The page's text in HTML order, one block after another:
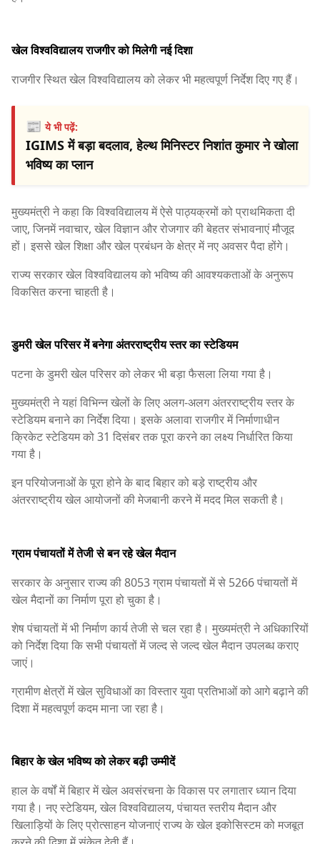
खेल विश्वविद्यालय राजगीर को मिलेगी नई दिशा
राजगीर स्थित खेल विश्वविद्यालय को लेकर भी महत्वपूर्ण निर्देश दिए गए हैं।
📰ये भी पढ़ें:
IGIMS में बड़ा बदलाव, हेल्थ मिनिस्टर निशांत कुमार ने खोला
भविष्य का प्लान
मुख्यमंत्री ने कहा कि विश्वविद्यालय में ऐसे पाठ्यक्रमों को प्राथमिकता दी
जाए, जिनमें नवाचार, खेल विज्ञान और रोजगार की बेहतर संभावनाएं मौजूद
हों। इससे खेल शिक्षा और खेल प्रबंधन के क्षेत्र में नए अवसर पैदा होंगे।
राज्य सरकार खेल विश्वविद्यालय को भविष्य की आवश्यकताओं के अनुरूप
विकसित करना चाहती है।
डुमरी खेल परिसर में बनेगा अंतरराष्ट्रीय स्तर का स्टेडियम
पटना के डुमरी खेल परिसर को लेकर भी बड़ा फैसला लिया गया है।
मुख्यमंत्री ने यहां विभिन्न खेलों के लिए अलग-अलग अंतरराष्ट्रीय स्तर के
स्टेडियम बनाने का निर्देश दिया। इसके अलावा राजगीर में निर्माणाधीन
क्रिकेट स्टेडियम को 31 दिसंबर तक पूरा करने का लक्ष्य निर्धारित किया
गया है।
इन परियोजनाओं के पूरा होने के बाद बिहार को बड़े राष्ट्रीय और
अंतरराष्ट्रीय खेल आयोजनों की मेजबानी करने में मदद मिल सकती है।
ग्राम पंचायतों में तेजी से बन रहे खेल मैदान
सरकार के अनुसार राज्य की 8053 ग्राम पंचायतों में से 5266 पंचायतों में
खेल मैदानों का निर्माण पूरा हो चुका है।
शेष पंचायतों में भी निर्माण कार्य तेजी से चल रहा है। मुख्यमंत्री ने अधिकारियों
को निर्देश दिया कि सभी पंचायतों में जल्द से जल्द खेल मैदान उपलब्ध कराए
जाएं।
ग्रामीण क्षेत्रों में खेल सुविधाओं का विस्तार युवा प्रतिभाओं को आगे बढ़ाने की
दिशा में महत्वपूर्ण कदम माना जा रहा है।
बिहार के खेल भविष्य को लेकर बढ़ी उम्मीदें
हाल के वर्षों में बिहार में खेल अवसंरचना के विकास पर लगातार ध्यान दिया
गया है। नए स्टेडियम, खेल विश्वविद्यालय, पंचायत स्तरीय मैदान और
खिलाड़ियों के लिए प्रोत्साहन योजनाएं राज्य के खेल इकोसिस्टम को मजबूत